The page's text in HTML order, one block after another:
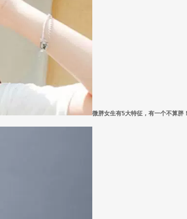
微胖女生有5大特征，有一个不算胖